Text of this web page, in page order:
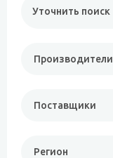
Уточнить поиск
Производители
Поставщики
Регион